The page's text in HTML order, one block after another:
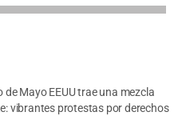
de Mayo EEUU trae una mezcla
vibrantes protestas por derechos